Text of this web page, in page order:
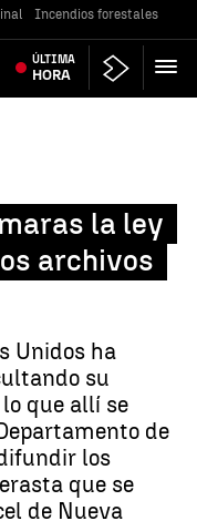
Incendios forestales
ÚLTIMA
HORA
la ley
archivos
Unidos ha
su
que allí se
de
los
que se
de Nueva